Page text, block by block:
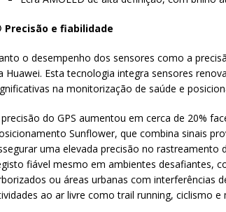
Precisão e fiabilidade
o desempenho dos sensores como a
Huawei. Esta tecnologia integra sensores
na monitorização de saúde e
do GPS aumentou em cerca de 20%
Sunflower, que combina sinais
uma elevada precisão no rastreamento
fiável mesmo em ambientes desafiantes,
ou áreas urbanas com interferências
ao ar livre como trail running, ciclismo e